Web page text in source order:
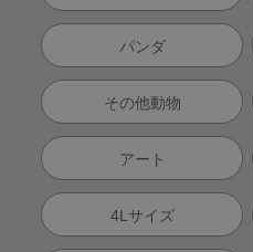
パンダ
その他動物
アート
4Lサイズ